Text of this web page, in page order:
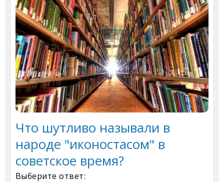
Что шутливо называли в
народе "иконостасом" в
советское время?
Выберите ответ: